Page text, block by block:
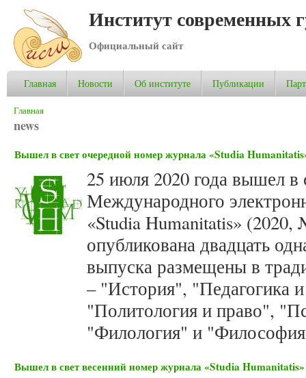
Институт современных
Официальный сайт
Главная Новости Об институте Публикации
Вы здесь
Главная
news
Вышел в свет очередной номер журнала «Studia
25 июля 2020 года вышел в
Международного
«Studia Humanitatis»
опубликована двадцать
выпуска размещены в
– "История", "Педагогика
"Политология и право",
"Филология" и
Вышел в свет весенний номер журнала «Studia